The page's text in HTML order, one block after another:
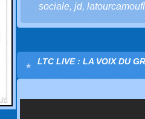
sociale, jd,
LTC LIVE : LA VOIX DU